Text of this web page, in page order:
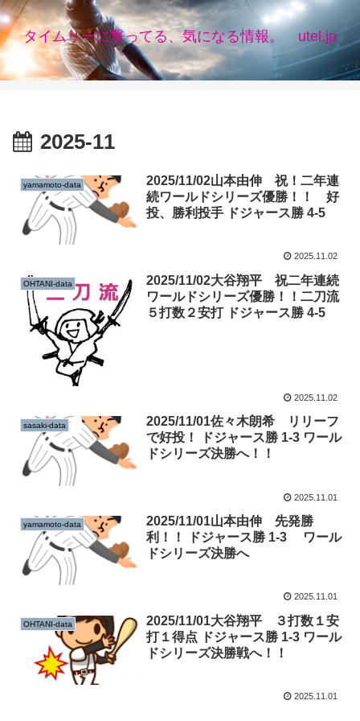
タイムリーに撃ってる、気になる情報。 utel.jp
2025-11
yamamoto-data
2025/11/02山本由伸 祝！二年連
続ワールドシリーズ優勝！！ 好
投、勝利投手 ドジャース勝 4-5
2025.11.02
OHTANI-data
2025/11/02大谷翔平 祝二年連続
ワールドシリーズ優勝！！二刀流
５打数２安打 ドジャース勝 4-5
2025.11.02
sasaki-data
2025/11/01佐々木朗希 リリーフ
で好投！ ドジャース勝 1-3 ワール
ドシリーズ決勝へ！！
2025.11.01
yamamoto-data
2025/11/01山本由伸 先発勝
利！！ ドジャース勝 1-3 ワール
ドシリーズ決勝へ
2025.11.01
OHTANI-data
2025/11/01大谷翔平 ３打数１安
打１得点 ドジャース勝 1-3 ワール
ドシリーズ決勝戦へ！！
2025.11.01